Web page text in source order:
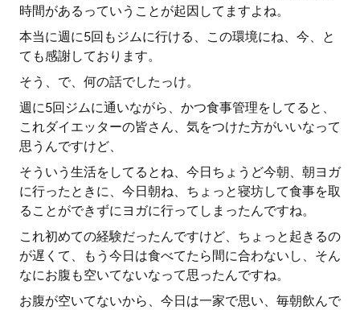
時間があるっていうことが起因してますよね。
本当に週に5回もジムに行ける、この環境にね、今、と
ても感謝しております。
そう、で、何の話でしたっけ。
週に5回ジムに通いながら、かつ食事管理をしてると、
これダイエッターの皆さん、気をつけた方がいいなって
思うんですけど、
そういう生活をしてるとね、今日ちょうど今朝、朝ヨガ
に行ったときに、今日朝ね、ちょっと寝坊して食事を取
ることができずにヨガに行ってしまったんですね。
これ初めての経験だったんですけど、ちょっと起きるの
が遅くて、もう今日は食べてたら間に合わないし、そん
なにお腹も空いてないなって思ったんですね。
お腹が空いてないから、今日は一家で思い、毎朝飲んで